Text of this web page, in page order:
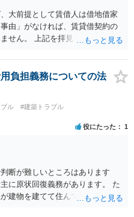
大前提として賃借人は借地借家
由」がなければ、賃貸借契約の
せん。 上記を拝見する限り、通
に正当事由に当たるとは思えま
性でよろしいかと存じます。 そ
ば退去には応じる旨交渉をして
借人の許可なく無断で賃貸人が
また刑事的にも住居侵入罪が成
理由に一定の金銭賠償を求める
負担義務についての法
ル
#建築トラブル
役にたった 1
断が難しいところはあります
に原状回復義務があります。 た
建物を建てて住んでいたケース